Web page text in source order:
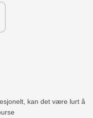
kan det være lurt å